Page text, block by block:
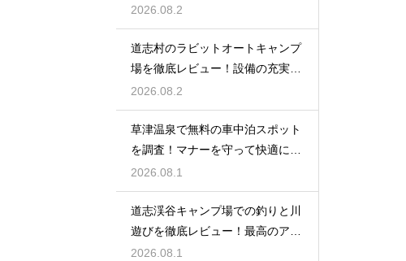
ルール
2026.08.2
道志村のラビットオートキャンプ
場を徹底レビュー！設備の充実度
を大公開
2026.08.2
草津温泉で無料の車中泊スポット
を調査！マナーを守って快適に過
ごす方法
2026.08.1
道志渓谷キャンプ場での釣りと川
遊びを徹底レビュー！最高のアク
ティビティ
2026.08.1